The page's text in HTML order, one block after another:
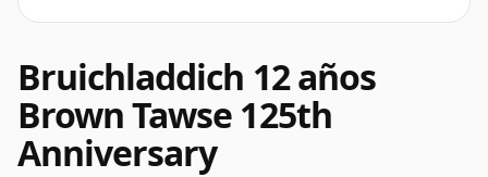
Bruichladdich 12 años
Brown Tawse 125th
Anniversary